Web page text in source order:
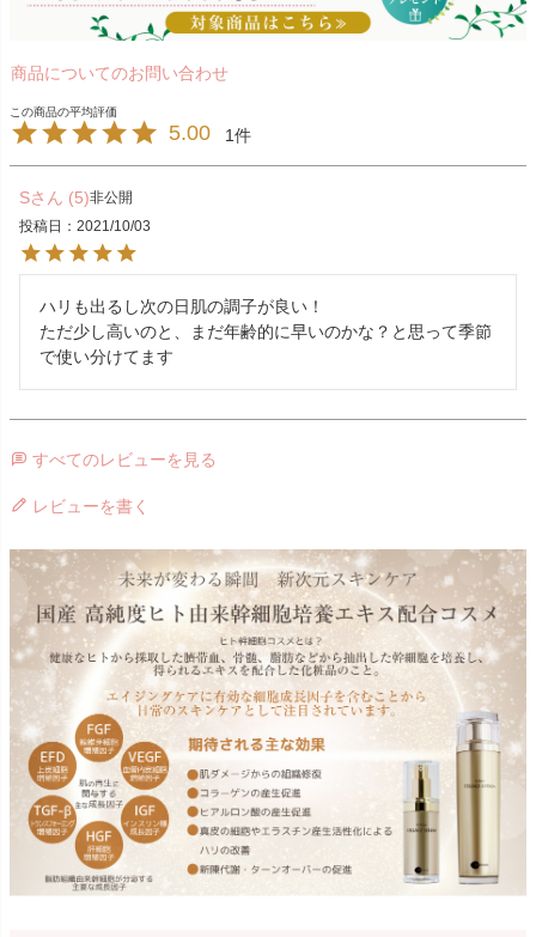
商品についてのお問い合わせ
5.00 1
S 5 非公開
投稿日
2021/10/03
ハリも出るし次の日肌の調子が良い！
ただ少し高いのと、まだ年齢的に早いのかな？と思って季節
で使い分けてます
すべてのレビューを見る
レビューを書く